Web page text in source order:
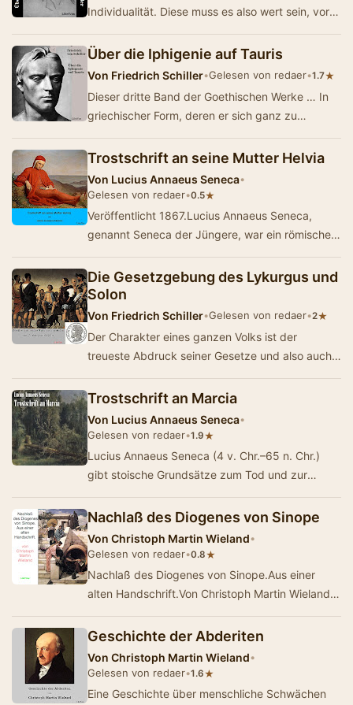
Individualität. Diese muss es also wert sein, vor
Über die Iphigenie auf Tauris
Von Friedrich Schiller•Gelesen von redaer•1.7★
Dieser dritte Band der Goethischen Werke … In
griechischer Form, deren er sich ganz zu
Trostschrift an seine Mutter Helvia
Von Lucius Annaeus Seneca•
Gelesen von redaer•0.5★
Veröffentlicht 1867.Lucius Annaeus Seneca,
genannt Seneca der Jüngere, war ein römischer
Die Gesetzgebung des Lykurgus und
Solon
Von Friedrich Schiller•Gelesen von redaer•2★
Der Charakter eines ganzen Volks ist der
treueste Abdruck seiner Gesetze und also auch
Unwerths.(aus…
Trostschrift an Marcia
Von Lucius Annaeus Seneca•
Gelesen von redaer•1.9★
Lucius Annaeus Seneca (4 v. Chr.–65 n. Chr.)
gibt stoische Grundsätze zum Tod und zur
Nachlaß des Diogenes von Sinope
Von Christoph Martin Wieland•
Gelesen von redaer•0.8★
Nachlaß des Diogenes von Sinope.Aus einer
alten Handschrift.Von Christoph Martin Wieland
Geschichte der Abderiten
Von Christoph Martin Wieland•
Gelesen von redaer•1.6★
Eine Geschichte über menschliche Schwächen